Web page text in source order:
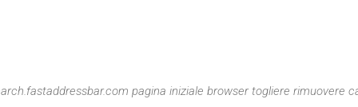
pagina iniziale browser togliere rimuovere